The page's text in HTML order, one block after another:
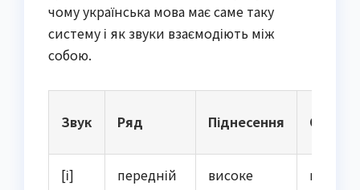
чому українська мова має саме таку
систему і як звуки взаємодіють між
собою.
Звук Ряд Піднесення
[і] передній високе